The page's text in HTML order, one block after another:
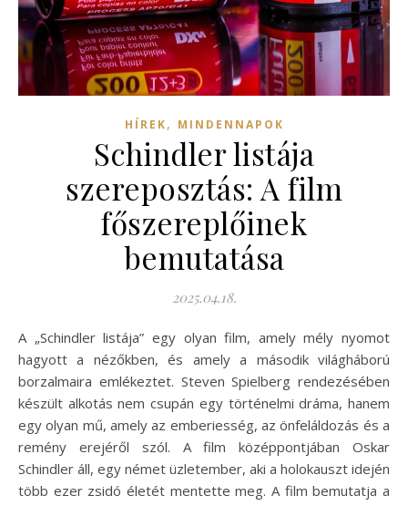
HÍREK, MINDENNAPOK
Schindler listája
szereposztás: A film
főszereplőinek
bemutatása
2025.04.18.
A „Schindler listája” egy olyan film, amely mély nyomot
hagyott a nézőkben, és amely a második világháború
borzalmaira emlékeztet. Steven Spielberg rendezésében
készült alkotás nem csupán egy történelmi dráma, hanem
egy olyan mű, amely az emberiesség, az önfeláldozás és a
remény erejéről szól. A film középpontjában Oskar
Schindler áll, egy német üzletember, aki a holokauszt idején
több ezer zsidó életét mentette meg. A film bemutatja a